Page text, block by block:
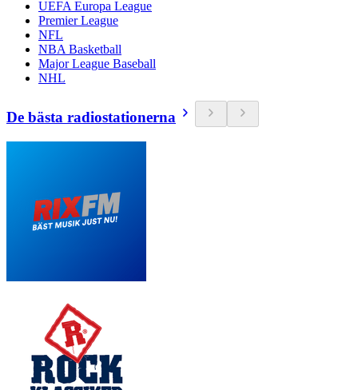
UEFA Europa League
Premier League
NFL
NBA Basketball
Major League Baseball
NHL
De bästa radiostationerna